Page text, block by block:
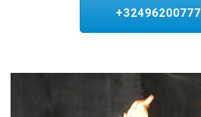
+32496200777